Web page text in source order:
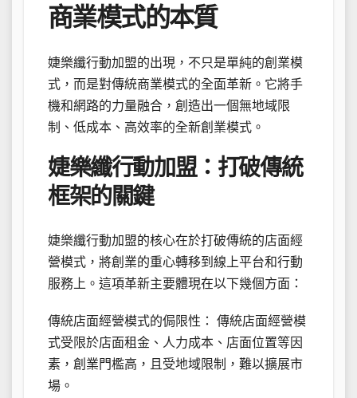
商業模式的本質
婕樂纖行動加盟的出現，不只是單純的創業模
式，而是對傳統商業模式的全面革新。它將手
機和網路的力量融合，創造出一個無地域限
制、低成本、高效率的全新創業模式。
婕樂纖行動加盟：打破傳統
框架的關鍵
婕樂纖行動加盟的核心在於打破傳統的店面經
營模式，將創業的重心轉移到線上平台和行動
服務上。這項革新主要體現在以下幾個方面：
傳統店面經營模式的侷限性： 傳統店面經營模
式受限於店面租金、人力成本、店面位置等因
素，創業門檻高，且受地域限制，難以擴展市
場。